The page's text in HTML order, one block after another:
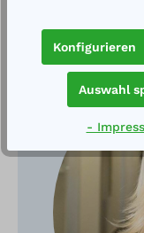
Konfigurieren
Auswahl
-